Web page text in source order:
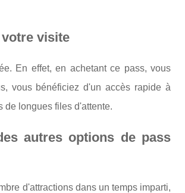
visite
En effet, en achetant ce pass, vous
vous bénéficiez d'un accès rapide à
de longues files d'attente.
autres options de pass
d'attractions dans un temps imparti,